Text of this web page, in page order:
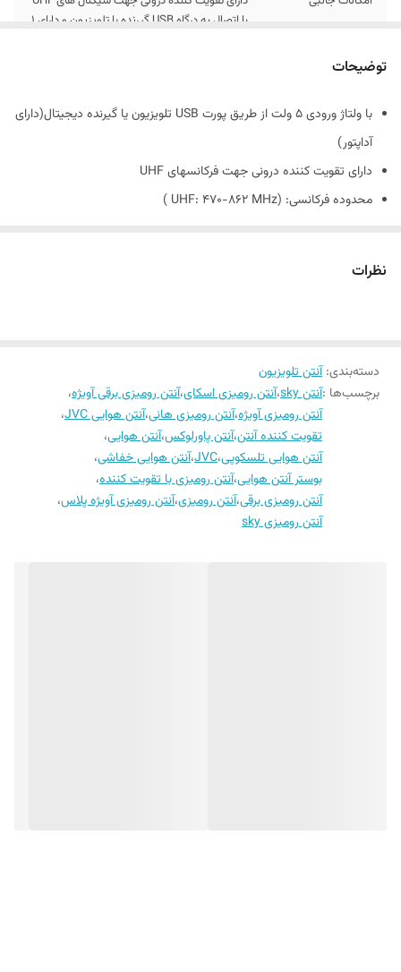
با اتصال به درگاه USB گیرنده یا تلویزیون و دارای ۱
کاربرد
جهت اتصال به انواع گیرنده های دیجیتال و
قدرت تقویت کننده
توضیحات
با ولتاژ ورودی 5 ولت از طریق پورت USB تلویزیون یا گیرنده دیجیتال(دارای
آداپتور)
دارای تقویت کننده درونی جهت فرکانسهای UHF
محدوده فرکانسی: (UHF: 470-862 MHz )
خرید عمده 02166769248
نظرات
دسته‌بندی:آنتن تلویزیون
برچسب‌ها :آنتن sky ،آنتن رومیزی اسکای،آنتن رومیزی برقی آویژه،
آنتن رومیزی آویژه،آنتن رومیزی هانی،آنتن هوایی JVC
،
تقویت کننده آنتن،آنتن پاورلوکس،آنتن هوایی،
آنتن هوایی تلسکوپی،JVC،آنتن هوایی خفاشی،
بوستر آنتن هوایی،آنتن رومیزی با تقویت کننده،
آنتن رومیزی برقی،آنتن رومیزی،آنتن رومیزی آویژه پلاس،
آنتن رومیزی sky